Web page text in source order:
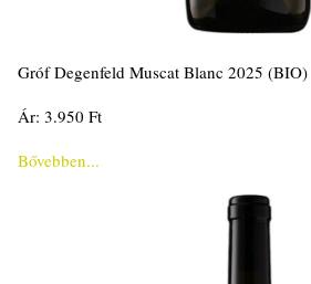
Gróf Degenfeld Muscat Blanc 2025 (BIO)
Ár: 3.950 Ft
Bővebben...